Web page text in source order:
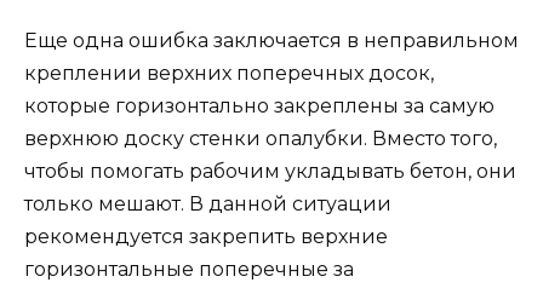
Еще одна ошибка заключается в неправильном
креплении верхних поперечных досок,
которые горизонтально закреплены за самую
верхнюю доску стенки опалубки. Вместо того,
чтобы помогать рабочим укладывать бетон, они
только мешают. В данной ситуации
рекомендуется закрепить верхние
горизонтальные поперечные за